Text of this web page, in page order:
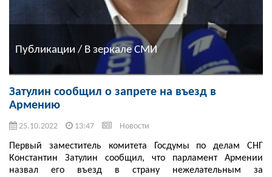
Публикации / В зеркале СМИ
Затулин сообщил о запрете на въезд в
Армению
25.10.2022 13:47 Новости
Первый заместитель комитета Госдумы по делам СНГ
Константин Затулин сообщил, что парламент Армении
назвал его въезд в страну нежелательным за